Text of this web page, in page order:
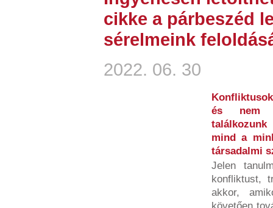
cikke a párbeszéd
sérelmeink
2022. 06. 30
és nem
találkozunk
mind a
társadalmi
Jelen
konfliktust,
akkor,